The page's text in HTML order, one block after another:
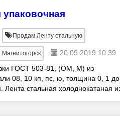
упаковочная
Продам Ленту стальную
20.09.2019 10:39
ГОСТ 503-81, (ОМ, М) из
08, 10 кп, пс, ю, толщина 0, 1
стальная холоднокатаная